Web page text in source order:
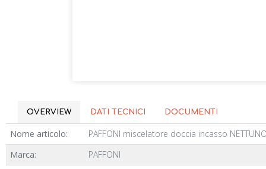
OVERVIEW DATI TECNICI DOCUMENTI
Nome articolo:
PAFFONI miscelatore doccia incasso
Marca:
PAFFONI